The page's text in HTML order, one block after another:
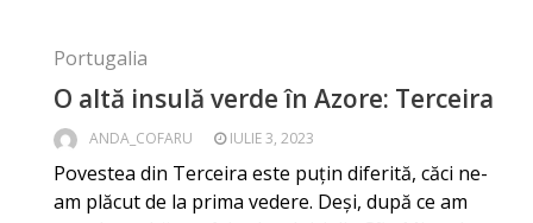
Portugalia
O altă insulă verde în Azore: Terceira
ANDA_COFARU IULIE 3, 2023
Povestea din Terceira este puțin diferită, căci ne-
am plăcut de la prima vedere. Deși, după ce am